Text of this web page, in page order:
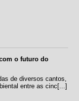
o futuro do
de diversos cantos,
entre as cinc[...]